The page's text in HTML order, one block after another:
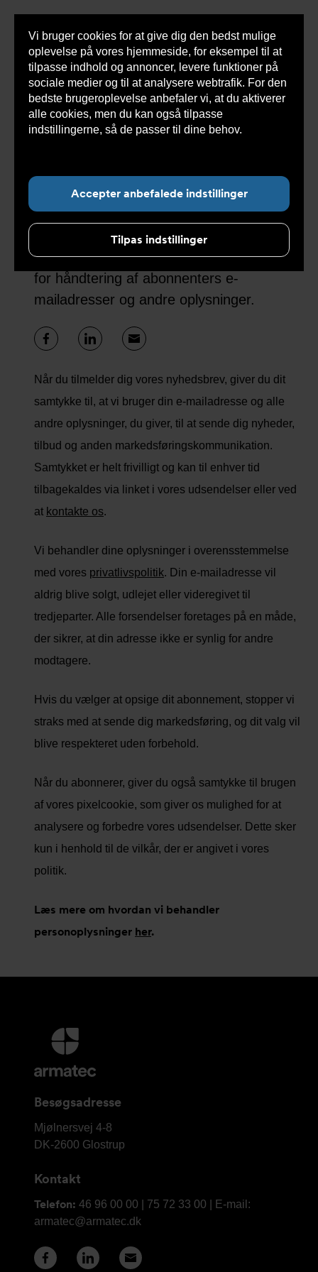
Vi bruger cookies for at give dig den bedst mulige
oplevelse på vores hjemmeside, for eksempel til at
tilpasse indhold og annoncer, levere funktioner på
sociale medier og til at analysere webtrafik. For den
bedste brugeroplevelse anbefaler vi, at du aktiverer
alle cookies, men du kan også tilpasse
indstillingerne, så de passer til dine behov.
Accepter anbefalede indstillinger
Tilpas indstillinger
Undermenu for ”Om Armatec”
Markedsføringspolitik
Privatlivspolitik er vigtig for os hos
Armatec. Af respekt for vores
nyhedsbrevsabonnenter gælder følgende
for håndtering af abonnenters e-
mailadresser og andre oplysninger.
Når du tilmelder dig vores nyhedsbrev, giver du dit
samtykke til, at vi bruger din e-mailadresse og alle
andre oplysninger, du giver, til at sende dig nyheder,
tilbud og anden markedsføringskommunikation.
Samtykket er helt frivilligt og kan til enhver tid
tilbagekaldes via linket i vores udsendelser eller ved
at kontakte os.
Vi behandler dine oplysninger i overensstemmelse
med vores privatlivspolitik. Din e-mailadresse vil
aldrig blive solgt, udlejet eller videregivet til
tredjeparter. Alle forsendelser foretages på en måde,
der sikrer, at din adresse ikke er synlig for andre
modtagere.
Hvis du vælger at opsige dit abonnement, stopper vi
straks med at sende dig markedsføring, og dit valg vil
blive respekteret uden forbehold.
Når du abonnerer, giver du også samtykke til brugen
af ​​vores pixelcookie, som giver os mulighed for at
analysere og forbedre vores udsendelser. Dette sker
kun i henhold til de vilkår, der er angivet i vores
politik.
Læs mere om hvordan vi behandler
personoplysninger her.
Yderligere
information
og
Besøgsadresse
Armatec
A/S
Mjølnersvej 4-8
DK-2600 Glostrup
Kontakt
Telefon: 46 96 00 00 | 75 72 33 00 | E-mail:
armatec@armatec.dk